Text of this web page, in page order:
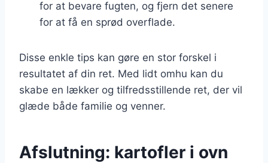
for at bevare fugten, og fjern det senere
for at få en sprød overflade.
Disse enkle tips kan gøre en stor forskel i
resultatet af din ret. Med lidt omhu kan du
skabe en lækker og tilfredsstillende ret, der vil
glæde både familie og venner.
Afslutning: kartofler i ovn